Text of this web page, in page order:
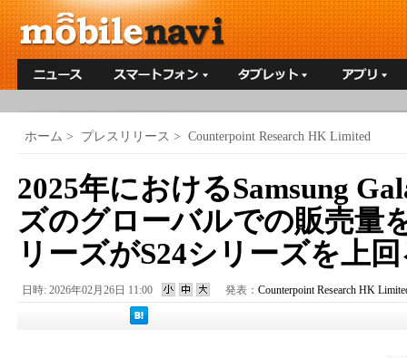
ホーム > プレスリリース > Counterpoint Research HK Limited
2025年におけるSamsung
ズのグローバルでの販売量
リーズがS24シリーズを上
日時: 2026年02月26日 11:00 発表： Counterpoint Research HK